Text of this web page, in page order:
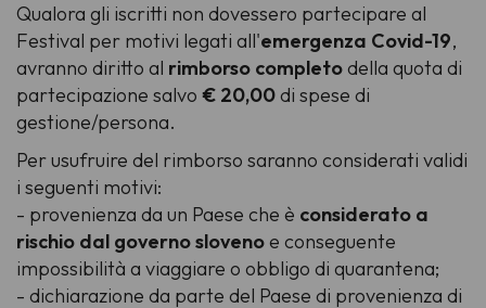
Qualora gli iscritti non dovessero partecipare al
Festival per motivi legati all'emergenza Covid-19,
avranno diritto al rimborso completodella quota di
partecipazione salvo € 20,00di spese di
gestione/persona.
Per usufruire del rimborso saranno considerati validi
i seguenti motivi:
- provenienza da un Paese che è considerato a
rischio dal governo slovenoe conseguente
impossibilità a viaggiare o obbligo di quarantena;
- dichiarazione da parte del Paese di provenienza di